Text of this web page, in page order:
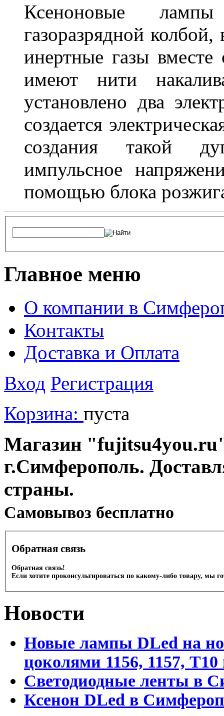
Ксеноновые
газоразрядной
инертные газы
имеют нити
установлено два
создается
создания такой
импульсное
помощью блока
Главное меню
О компании в
Контакты
Доставка и Оплата
Вход Регистрация
Корзина: пуста
Магазин
г.Симферополь.
страны.
Cамовывоз бесплатно
Обратная связь
Обратная связь!
Если хотите проконсультироваться по какому-либо товару, мы
Новости
Новые лампы DLed на
цоколями 1156, 1157,
Светодиодные ленты в
Ксенон DLed в